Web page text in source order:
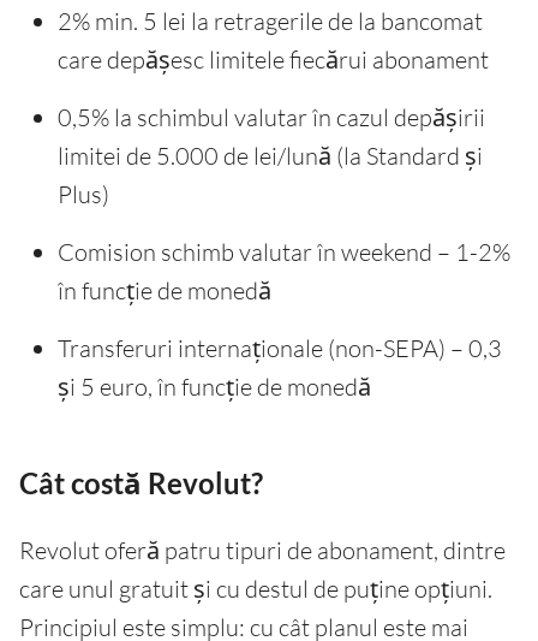
2% min. 5 lei la retragerile de la bancomat
care depășesc limitele fiecărui abonament
0,5% la schimbul valutar în cazul depășirii
limitei de 5.000 de lei/lună (la Standard și
Plus)
Comision schimb valutar în weekend – 1-2%
în funcție de monedă
Transferuri internaționale (non-SEPA) – 0,3
și 5 euro, în funcție de monedă
Cât costă Revolut?
Revolut oferă patru tipuri de abonament, dintre
care unul gratuit și cu destul de puține opțiuni.
Principiul este simplu: cu cât planul este mai